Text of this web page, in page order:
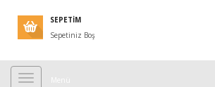
SEPETIM
Sepetiniz Boş